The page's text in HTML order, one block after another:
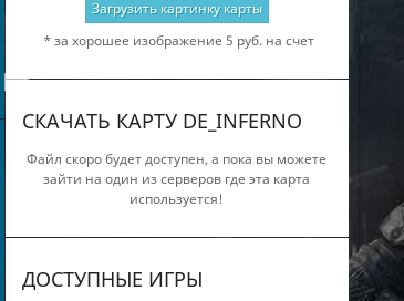
de_inferno
de_inferno
Загрузить картинку карты
* за хорошее изображение 5 руб. на счет
СКАЧАТЬ КАРТУ DE_INFERNO
Файл скоро будет доступен, а пока вы можете
зайти на один из серверов где эта карта
используется!
ДОСТУПНЫЕ ИГРЫ